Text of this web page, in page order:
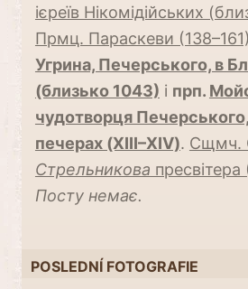
ієреїв Нікомідійських
Прмц. Параскеви (138–161)
Угрина, Печерського, в
(близько 1043) і прп.
чудотворця
печерах (XIII–XIV). Сщмч.
Стрельникова пресвітера
Посту немає.
POSLEDNÍ FOTOGRAFIE